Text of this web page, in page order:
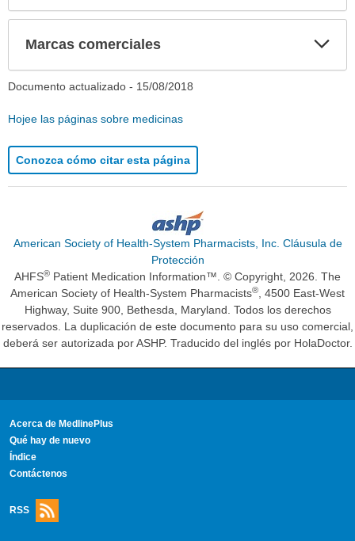
Marcas comerciales
Documento actualizado - 15/08/2018
Hojee las páginas sobre medicinas
Conozca cómo citar esta página
American Society of Health-System Pharmacists, Inc. Cláusula de
Protección
AHFS® Patient Medication Information™. © Copyright, 2026. The
American Society of Health-System Pharmacists®, 4500 East-West
Highway, Suite 900, Bethesda, Maryland. Todos los derechos
reservados. La duplicación de este documento para su uso comercial,
deberá ser autorizada por ASHP. Traducido del inglés por HolaDoctor.
Acerca de MedlinePlus
Qué hay de nuevo
Índice
Contáctenos
RSS